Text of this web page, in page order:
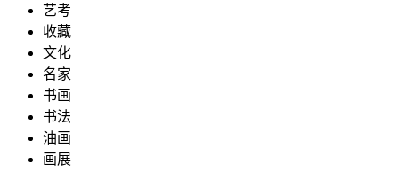
艺考
收藏
文化
名家
书画
书法
油画
画展